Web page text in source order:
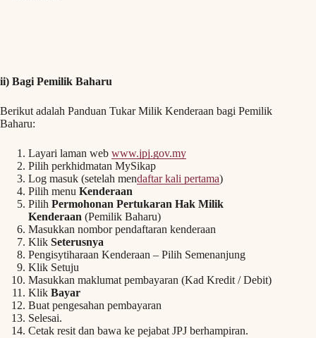
ii) Bagi Pemilik Baharu
Berikut adalah Panduan Tukar Milik Kenderaan bagi Pemilik
Baharu:
Layari laman web www.jpj.gov.my
Pilih perkhidmatan MySikap
Log masuk (setelah mendaftar kali pertama)
Pilih menu Kenderaan
Pilih Permohonan Pertukaran Hak Milik
Kenderaan (Pemilik Baharu)
Masukkan nombor pendaftaran kenderaan
Klik Seterusnya
Pengisytiharaan Kenderaan – Pilih Semenanjung
Klik Setuju
Masukkan maklumat pembayaran (Kad Kredit / Debit)
Klik Bayar
Buat pengesahan pembayaran
Selesai.
Cetak resit dan bawa ke pejabat JPJ berhampiran.